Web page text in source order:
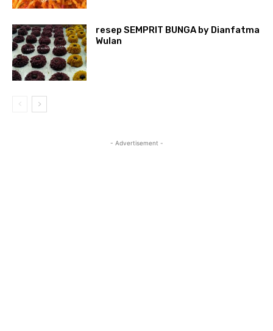
resep SEMPRIT BUNGA by Dianfatma
Wulan
- Advertisement -